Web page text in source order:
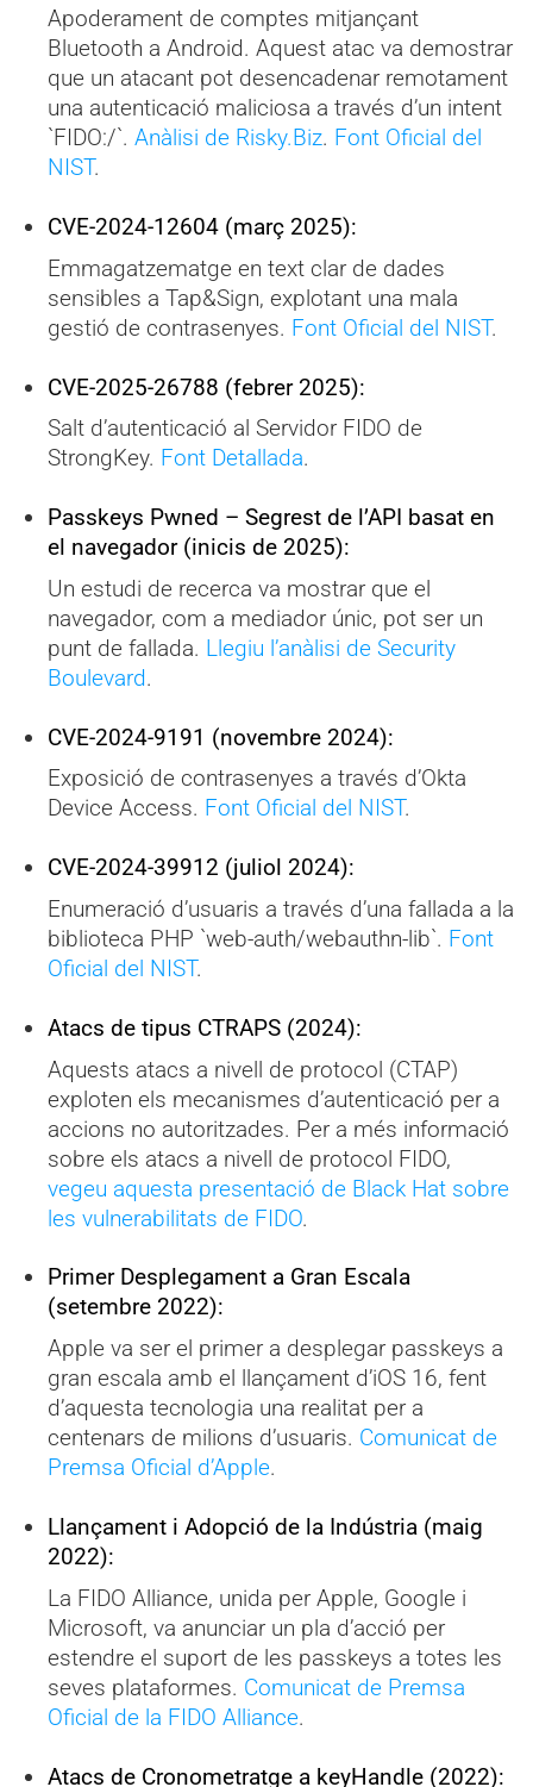
Apoderament de comptes mitjançant
Bluetooth a Android. Aquest atac va demostrar
que un atacant pot desencadenar remotament
una autenticació maliciosa a través d’un intent
`FIDO:/`. Anàlisi de Risky.Biz. Font Oficial del
NIST.
CVE-2024-12604 (març 2025):
Emmagatzematge en text clar de dades
sensibles a Tap&Sign, explotant una mala
gestió de contrasenyes. Font Oficial del NIST.
CVE-2025-26788 (febrer 2025):
Salt d’autenticació al Servidor FIDO de
StrongKey. Font Detallada.
Passkeys Pwned – Segrest de l’API basat en
el navegador (inicis de 2025):
Un estudi de recerca va mostrar que el
navegador, com a mediador únic, pot ser un
punt de fallada. Llegiu l’anàlisi de Security
Boulevard.
CVE-2024-9191 (novembre 2024):
Exposició de contrasenyes a través d’Okta
Device Access. Font Oficial del NIST.
CVE-2024-39912 (juliol 2024):
Enumeració d’usuaris a través d’una fallada a la
biblioteca PHP `web-auth/webauthn-lib`. Font
Oficial del NIST.
Atacs de tipus CTRAPS (2024):
Aquests atacs a nivell de protocol (CTAP)
exploten els mecanismes d’autenticació per a
accions no autoritzades. Per a més informació
sobre els atacs a nivell de protocol FIDO,
vegeu aquesta presentació de Black Hat sobre
les vulnerabilitats de FIDO.
Primer Desplegament a Gran Escala
(setembre 2022):
Apple va ser el primer a desplegar passkeys a
gran escala amb el llançament d’iOS 16, fent
d’aquesta tecnologia una realitat per a
centenars de milions d’usuaris. Comunicat de
Premsa Oficial d’Apple.
Llançament i Adopció de la Indústria (maig
2022):
La FIDO Alliance, unida per Apple, Google i
Microsoft, va anunciar un pla d’acció per
estendre el suport de les passkeys a totes les
seves plataformes. Comunicat de Premsa
Oficial de la FIDO Alliance.
Atacs de Cronometratge a keyHandle (2022):